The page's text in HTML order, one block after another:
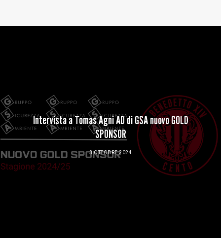
Intervista a Tomas Agni AD di GSA nuovo GOLD
SPONSOR
3 OTTOBRE 2024